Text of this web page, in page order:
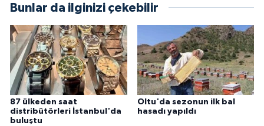
Bunlar da ilginizi çekebilir
87 ülkeden saat
distribütörleri İstanbul'da
buluştu
Oltu'da sezonun ilk bal
hasadı yapıldı